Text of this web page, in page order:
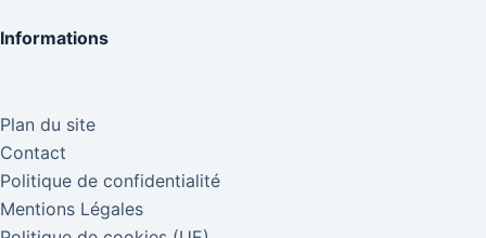
Informations
Plan du site
Contact
Politique de confidentialité
Mentions Légales